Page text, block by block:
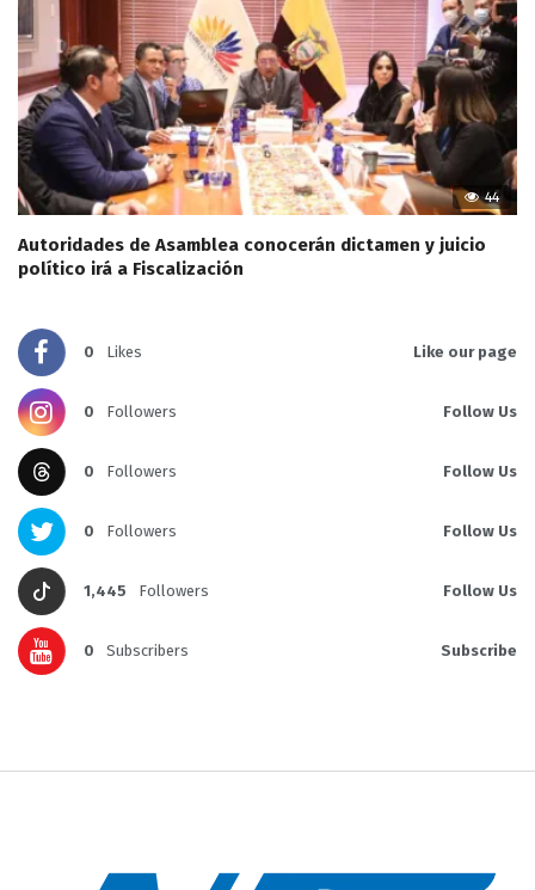
44
Autoridades de Asamblea conocerán dictamen y juicio
político irá a Fiscalización
0 Likes Like our page
0 Followers Follow Us
0 Followers Follow Us
0 Followers Follow Us
1,445 Followers Follow Us
0 Subscribers Subscribe